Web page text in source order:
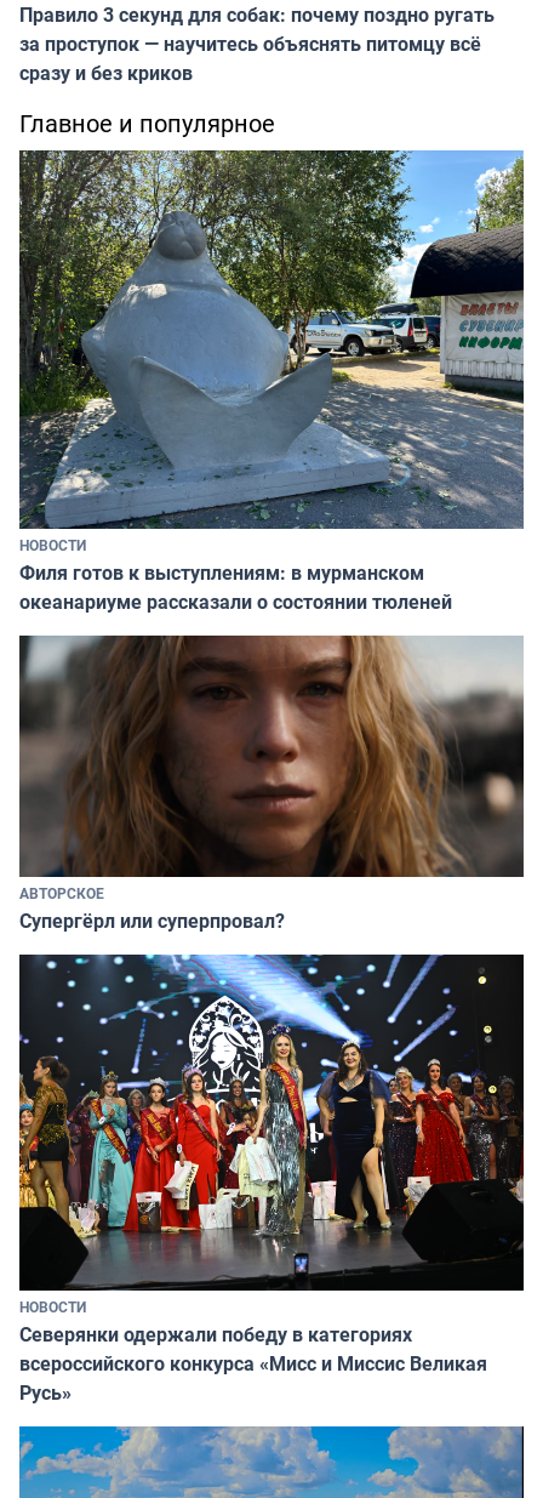
Правило 3 секунд для собак: почему поздно ругать
за проступок — научитесь объяснять питомцу всё
сразу и без криков
Главное и популярное
НОВОСТИ
Филя готов к выступлениям: в мурманском
океанариуме рассказали о состоянии тюленей
АВТОРСКОЕ
Супергёрл или суперпровал?
НОВОСТИ
Северянки одержали победу в категориях
всероссийского конкурса «Мисс и Миссис Великая
Русь»